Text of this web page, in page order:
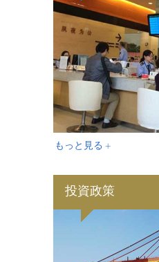
もっと見る +
投資政策